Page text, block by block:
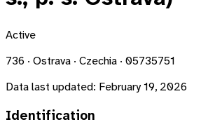
Active
736 · Ostrava · Czechia · 05735751
Data last updated: February 19, 2026
Identification